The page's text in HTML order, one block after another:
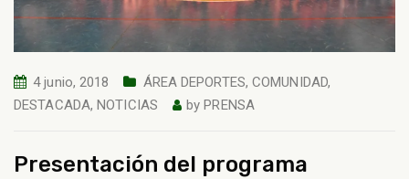
4 junio, 2018 ÁREA DEPORTES,COMUNIDAD,
DESTACADA,NOTICIAS byPRENSA
Presentación del programa